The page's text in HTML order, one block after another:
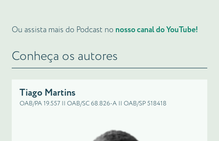
Ou assista mais do Podcast no nosso canal do YouTube!
Conheça os autores
Tiago Martins
OAB/PA 19.557 || OAB/SC 68.826-A || OAB/SP 518418